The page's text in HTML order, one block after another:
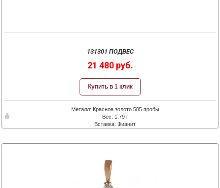
131301 ПОДВЕС
21 480 руб.
Купить в 1 клик
Металл: Красное золото 585 пробы
Вес: 1.79 г
Вставка: Фианит